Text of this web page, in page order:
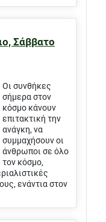
Σάββατο
Οι συνθήκες
σήμερα στον
κόσμο κάνουν
επιτακτική την
ανάγκη, να
συμμαχήσουν οι
άνθρωποι σε όλο
τον κόσμο,
ενάντια στον